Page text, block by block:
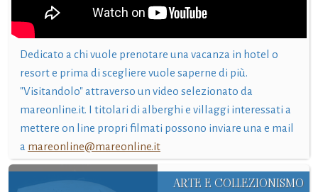
Dedicato a chi vuole prenotare una vacanza in hotel o
resort e prima di scegliere vuole saperne di più.
"Visitandolo" attraverso un video selezionato da
mareonline.it. I titolari di alberghi e villaggi interessati a
mettere on line propri filmati possono inviare una e mail
a mareonline@mareonline.it
ARTE E COLLEZIONISMO